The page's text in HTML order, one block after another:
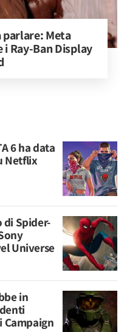
parlare: Meta
Ray-Ban Display
6 ha data
Netflix
di Spider-
Universe
in